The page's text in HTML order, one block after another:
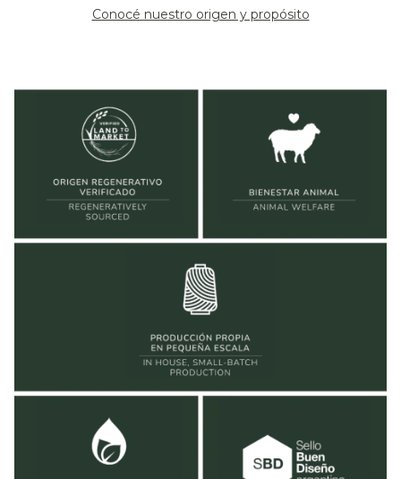
Conocé nuestro origen y propósito